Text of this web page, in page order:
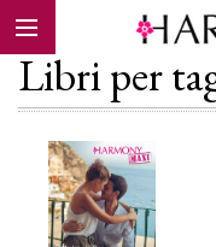
EBOOK
Libri per